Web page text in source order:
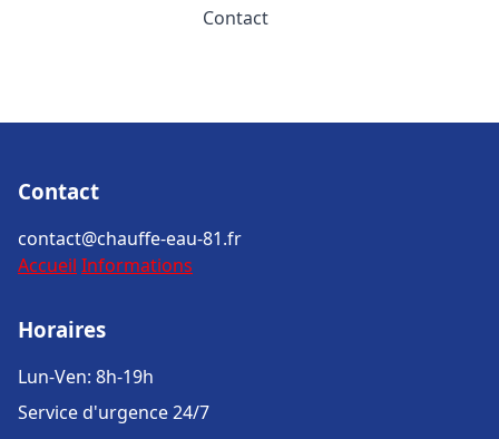
Contact
Contact
contact@chauffe-eau-81.fr
Accueil Informations
Horaires
Lun-Ven: 8h-19h
Service d'urgence 24/7